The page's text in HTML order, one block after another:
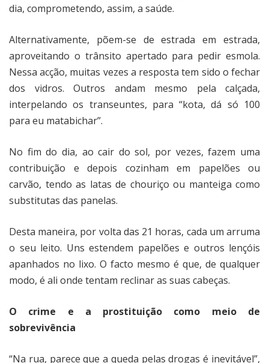
dia, comprometendo, assim, a saúde.
Alternativamente, põem-se de estrada em estrada,
aproveitando o trânsito apertado para pedir esmola.
Nessa acção, muitas vezes a resposta tem sido o fechar
dos vidros. Outros andam mesmo pela calçada,
interpelando os transeuntes, para “kota, dá só 100
para eu matabichar”.
No fim do dia, ao cair do sol, por vezes, fazem uma
contribuição e depois cozinham em papelões ou
carvão, tendo as latas de chouriço ou manteiga como
substitutas das panelas.
Desta maneira, por volta das 21 horas, cada um arruma
o seu leito. Uns estendem papelões e outros lençóis
apanhados no lixo. O facto mesmo é que, de qualquer
modo, é ali onde tentam reclinar as suas cabeças.
O crime e a prostituição como meio de
sobrevivência
“Na rua, parece que a queda pelas drogas é inevitável”,